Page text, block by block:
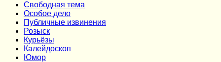
Cвободная тема
Особое дело
Публичные извинения
Розыск
Курьёзы
Калейдоскоп
Юмор